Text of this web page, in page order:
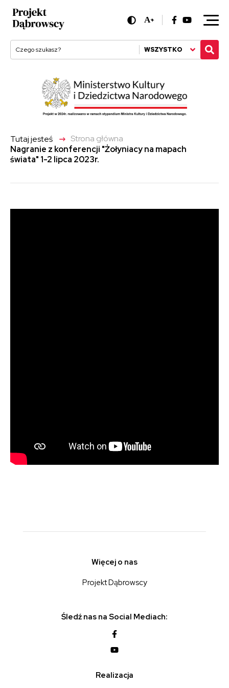
WSZYSTKO
A+
Tutaj jesteś ->
Strona główna
Nagranie z konferencji "Żołyniacy na mapach
świata" 1-2 lipca 2023r.
Więcej o nas
Projekt Dąbrowscy
Śledź nas na Social Mediach:
Realizacja